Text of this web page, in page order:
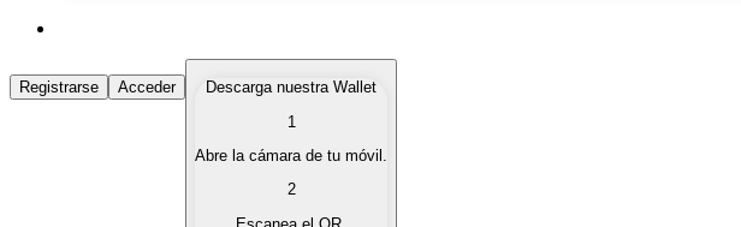
Comprar Criptomonedas
Compra criptomonedas con diferentes métodos de pago.
Vende tus criptomonedas de forma rápida y segura.
Registrarse Acceder
Descarga nuestra Wallet
1
Abre la cámara de tu móvil.
2